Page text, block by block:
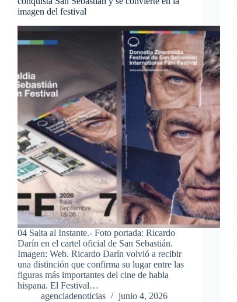
imagen del festival
04 Salta al Instante.- Foto portada: Ricardo
Darín en el cartel oficial de San Sebastián.
Imagen: Web. Ricardo Darín volvió a recibir
una distinción que confirma su lugar entre las
figuras más importantes del cine de habla
hispana. El Festival…
agenciadenoticias
junio 4, 2026